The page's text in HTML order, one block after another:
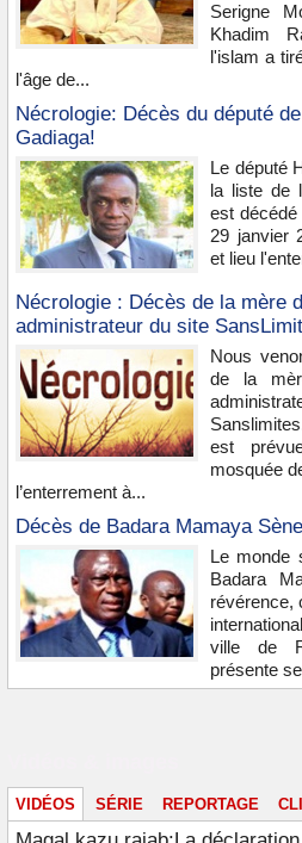
Serigne
Khadim
l'islam a
l'âge de...
Nécrologie: Décès du député
Gadiaga!
Le député
la liste de
est
29 janvier
et lieu
Nécrologie : Décès de la mère
administrateur du site
Nous
de la
est
mosquée
l’enterrement à...
Décès de Badara Mamaya Sène
Le monde
Badara
révérence,
ville de
présente
VIDÉOS SÉRIE REPORTAGE